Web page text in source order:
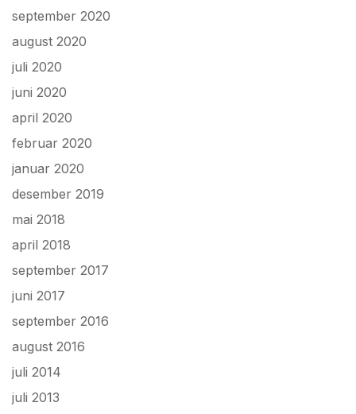
september 2020
august 2020
juli 2020
juni 2020
april 2020
februar 2020
januar 2020
desember 2019
mai 2018
april 2018
september 2017
juni 2017
september 2016
august 2016
juli 2014
juli 2013